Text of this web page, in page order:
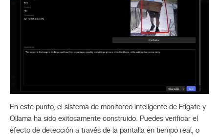
En este punto, el sistema de monitoreo inteligente de Frigate y
Ollama ha sido exitosamente construido. Puedes verificar el
efecto de detección a través de la pantalla en tiempo real, o